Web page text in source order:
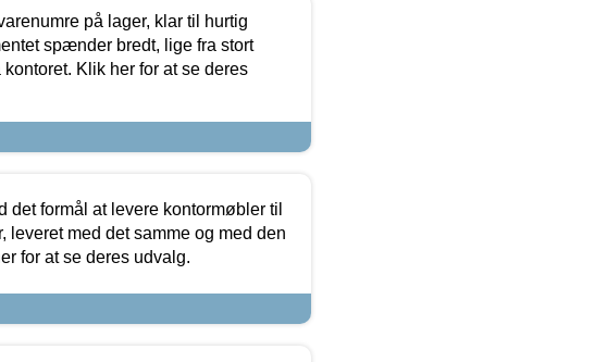
på lager, klar til hurtig
spænder bredt, lige fra stort
Klik her for at se deres
det formål at levere kontormøbler til
leveret med det samme og med den
for at se deres udvalg.